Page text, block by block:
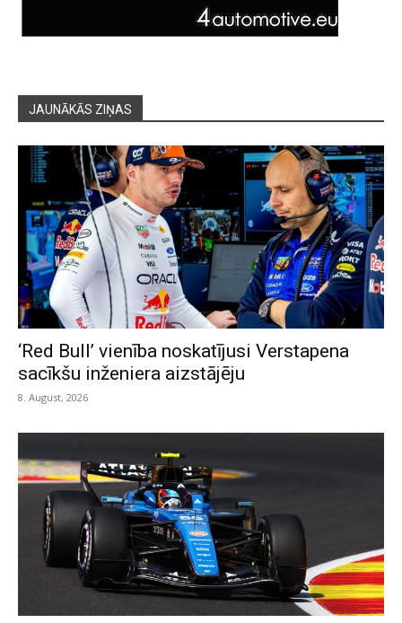
JAUNĀKĀS ZIŅAS
‘Red Bull’ vienība noskatījusi Verstapena
sacīkšu inženiera aizstājēju
8. August, 2026